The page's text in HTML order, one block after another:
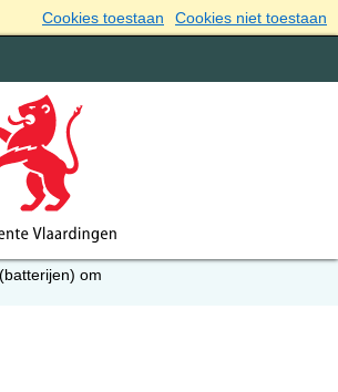
Cookies toestaan Cookies niet toestaan
om